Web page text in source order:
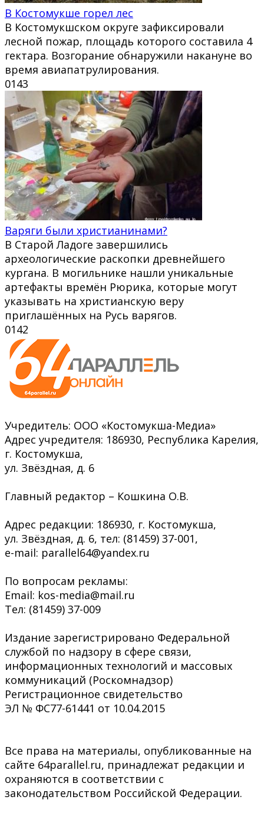
В Костомукше горел лес
В Костомукшском округе зафиксировали
лесной пожар, площадь которого составила 4
гектара. Возгорание обнаружили накануне во
время авиапатрулирования.
0143
Варяги были христианинами?
В Старой Ладоге завершились
археологические раскопки древнейшего
кургана. В могильнике нашли уникальные
артефакты времён Рюрика, которые могут
указывать на христианскую веру
приглашённых на Русь варягов.
0142
Учредитель: ООО «Костомукша-Медиа»
Адрес учредителя: 186930, Республика Карелия,
г. Костомукша,
ул. Звёздная, д. 6
Главный редактор – Кошкина О.В.
Адрес редакции: 186930, г. Костомукша,
ул. Звёздная, д. 6, тел: (81459) 37-001,
e-mail: parallel64@yandex.ru
По вопросам рекламы:
Email: kos-media@mail.ru
Тел: (81459) 37-009
Издание зарегистрировано Федеральной
службой по надзору в сфере связи,
информационных технологий и массовых
коммуникаций (Роскомнадзор)
Регистрационное свидетельство
ЭЛ № ФС77-61441 от 10.04.2015
Все права на материалы, опубликованные на
сайте 64parallel.ru, принадлежат редакции и
охраняются в соответствии с
законодательством Российской Федерации.